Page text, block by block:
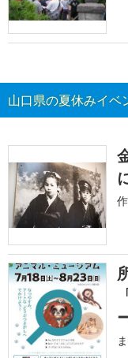
山口県の夏休みイベ